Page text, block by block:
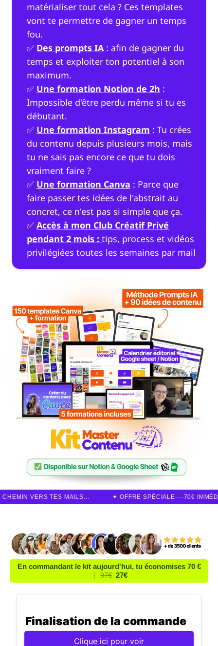
matérialiser tout cela ? Ces templates
vont te permettre de gagner un temps
fou.
✅ Des prompts IA : afin de gagner du
temps et exploiter ton potentiel à son
maximum.
✅ Une formation Notion de 2h :
Impossible d'être perdu même si tu es
débutant.
✅ Une formation Instagram : Tu crées
du contenu depuis plusieurs mois, mais
tu ne sais pas encore ce que tu dois
vraiment faire ?
✅ Une formation Canva : Parce que
faire passer tes idées de l'abstrait au
concret, ce n'est pas si simple que ça.
✅ Accès à mon Club Créatif Privé
pendant 2 mois : tips, process et vidéos
privilégiées toutes les semaines par mail
TES MAILS... ✦ OFFRE SPÉCIALE—-70€ IMMÉDIATEMENT ✅
En commandant le kit aujourd'hui, tu économises 70 €
|
97€ 27€
Finalisation de la commande
Clique ici pour voir